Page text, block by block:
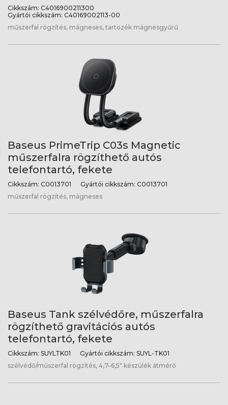
Cikkszám: C4016900211300
Gyártói cikkszám: C40169002113-00
műszerfal rögzítés, mágneses, tartozék mágnesgyűrű
Baseus PrimeTrip C03s Magnetic
műszerfalra rögzíthető autós
telefontartó, fekete
Cikkszám: C0013701 Gyártói cikkszám: C0013701
műszerfal rögzítés, mágneses
Baseus Tank szélvédőre, műszerfalra
rögzíthető gravitációs autós
telefontartó, fekete
Cikkszám: SUYLTK01 Gyártói cikkszám: SUYL-TK01
szélvédő/műszerfal rögzítés, 4,7–6,5" készülék átmérő